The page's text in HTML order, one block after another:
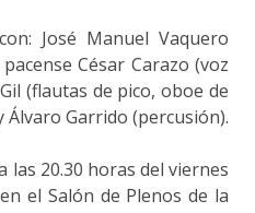
José Manuel Vaquero
César Carazo (voz
(flautas de pico, oboe de
Álvaro Garrido (percusión).
las 20.30 horas del viernes
el Salón de Plenos de la